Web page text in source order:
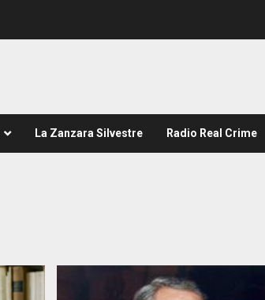
La Zanzara Silvestre Radio Real Crime